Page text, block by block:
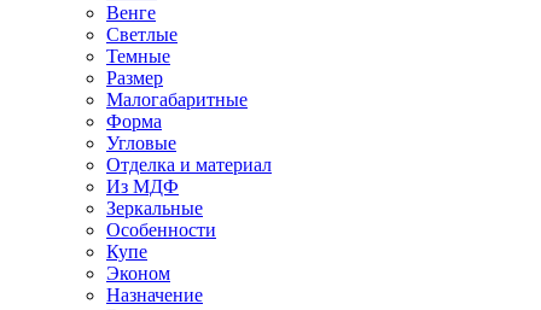
Венге
Светлые
Темные
Размер
Малогабаритные
Форма
Угловые
Отделка и материал
Из МДФ
Зеркальные
Особенности
Купе
Эконом
Назначение